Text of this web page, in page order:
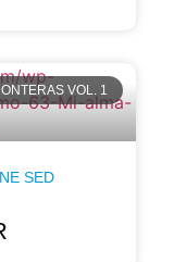
VOL. 1
SED